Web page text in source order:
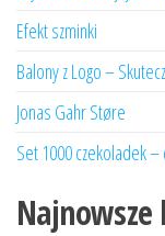
Efekt szminki
Balony z Logo –
Jonas Gahr Støre
Set 1000 czekoladek –